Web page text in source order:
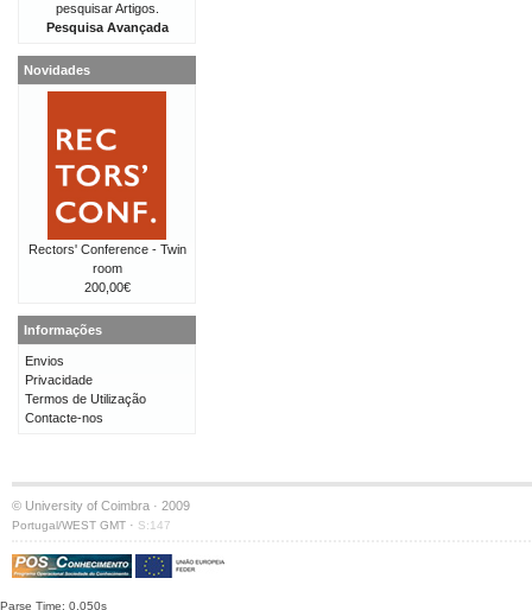
pesquisar Artigos.
Pesquisa Avançada
Novidades
Rectors' Conference - Twin
room
200,00€
Informações
Envios
Privacidade
Termos de Utilização
Contacte-nos
© University of Coimbra · 2009
Portugal/WEST GMT · S:147
Parse Time: 0.050s